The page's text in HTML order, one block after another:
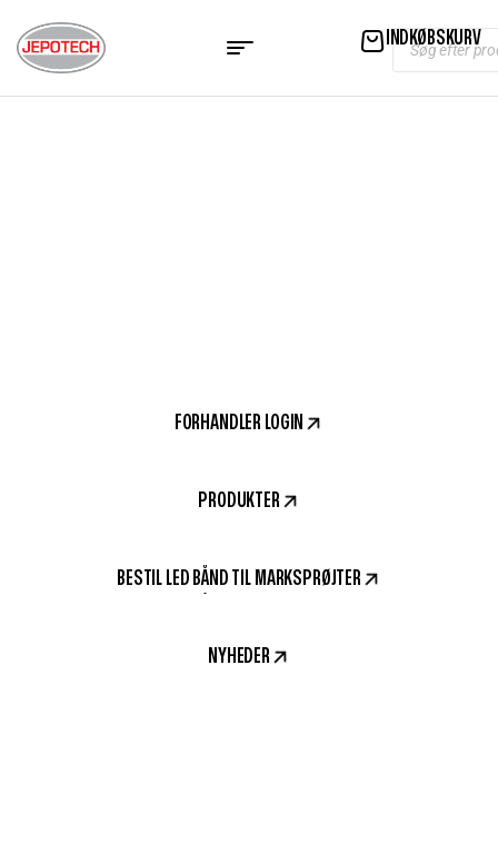
INDKØBSKURV
FORHANDLER LOGIN
PRODUKTER
BESTIL LED BÅND TIL MARKSPRØJTER
NYHEDER